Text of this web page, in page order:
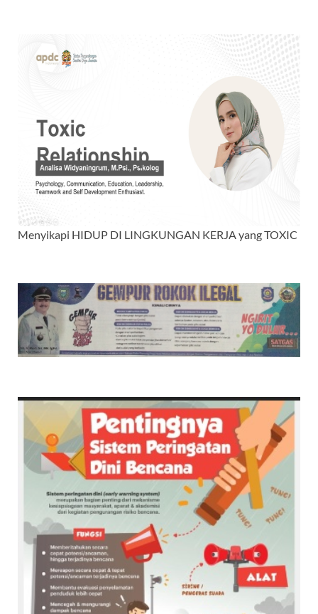
Menyikapi HIDUP DI LINGKUNGAN KERJA yang TOXIC